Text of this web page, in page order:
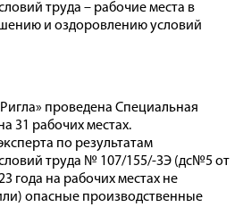
труда – рабочие места в
и оздоровлению условий
проведена Специальная
31 рабочих местах.
по результатам
труда № 107/155/-ЗЭ (дс№5 от
года на рабочих местах не
опасные производственные